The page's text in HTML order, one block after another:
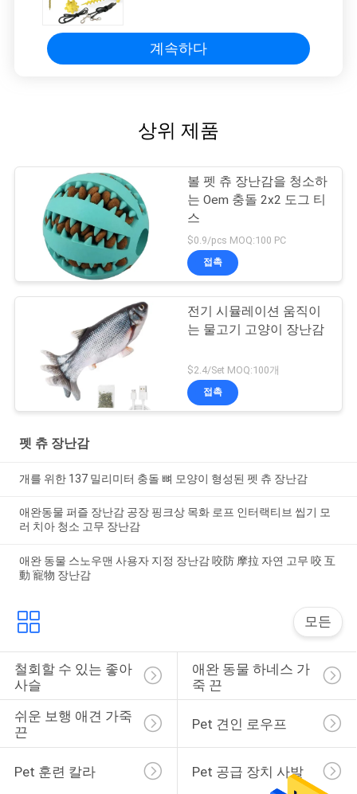
계속하다
상위 제품
볼 펫 츄 장난감을 청소하
는 Oem 충돌 2x2 도그 티
스
$0.9/pcs MOQ:100 PC
접촉
전기 시뮬레이션 움직이
는 물고기 고양이 장난감
$2.4/Set MOQ:100개
접촉
펫 츄 장난감
개를 위한 137 밀리미터 충돌 뼈 모양이 형성된 펫 츄 장난감
애완동물 퍼즐 장난감 공장 핑크상 목화 로프 인터랙티브 씹기 모
러 치아 청소 고무 장난감
애완 동물 스노우맨 사용자 지정 장난감 咬防 摩拉 자연 고무 咬 互
動 寵物 장난감
모든
철회할 수 있는 좋아
사슬
애완 동물 하네스 가
죽 끈
쉬운 보행 애견 가죽
끈
Pet 견인 로우프
Pet 훈련 칼라 Pet 공급 장치 사발